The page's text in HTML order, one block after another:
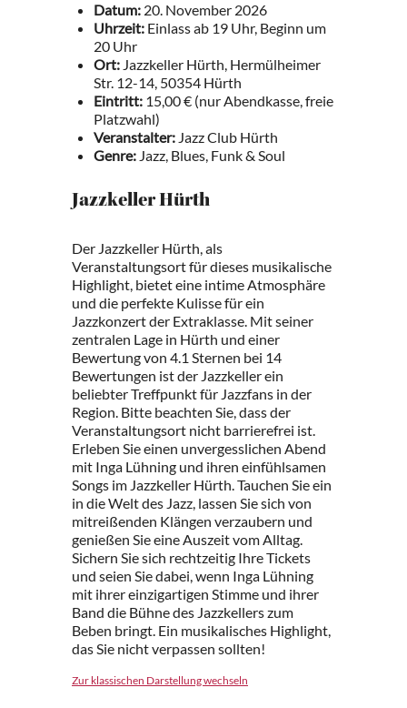
Datum: 20. November 2026
Uhrzeit: Einlass ab 19 Uhr, Beginn um
20 Uhr
Ort: Jazzkeller Hürth, Hermülheimer
Str. 12-14, 50354 Hürth
Eintritt: 15,00 € (nur Abendkasse, freie
Platzwahl)
Veranstalter: Jazz Club Hürth
Genre: Jazz, Blues, Funk & Soul
Jazzkeller Hürth
Der Jazzkeller Hürth, als
Veranstaltungsort für dieses musikalische
Highlight, bietet eine intime Atmosphäre
und die perfekte Kulisse für ein
Jazzkonzert der Extraklasse. Mit seiner
zentralen Lage in Hürth und einer
Bewertung von 4.1 Sternen bei 14
Bewertungen ist der Jazzkeller ein
beliebter Treffpunkt für Jazzfans in der
Region. Bitte beachten Sie, dass der
Veranstaltungsort nicht barrierefrei ist.
Erleben Sie einen unvergesslichen Abend
mit Inga Lühning und ihren einfühlsamen
Songs im Jazzkeller Hürth. Tauchen Sie ein
in die Welt des Jazz, lassen Sie sich von
mitreißenden Klängen verzaubern und
genießen Sie eine Auszeit vom Alltag.
Sichern Sie sich rechtzeitig Ihre Tickets
und seien Sie dabei, wenn Inga Lühning
mit ihrer einzigartigen Stimme und ihrer
Band die Bühne des Jazzkellers zum
Beben bringt. Ein musikalisches Highlight,
das Sie nicht verpassen sollten!
Zur klassischen Darstellung wechseln